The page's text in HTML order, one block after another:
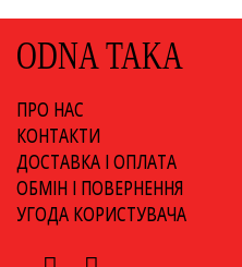
ODNA TAKA
ПРО НАС
КОНТАКТИ
ДОСТАВКА І ОПЛАТА
ОБМІН І ПОВЕРНЕННЯ
УГОДА КОРИСТУВАЧА